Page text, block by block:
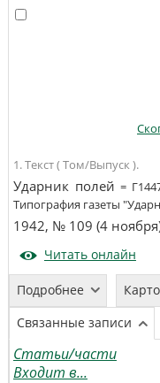
1. Текст ( Том/Выпуск ).
Ударник полей =
Типография газеты
1942, № 109 (4
Читать онлайн
Подробнее
Связанные записи
Статьи/части
Входит в...